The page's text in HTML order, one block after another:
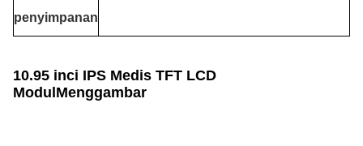
penyimpanan
10.95 inci IPS Medis TFT LCD
Modul Menggambar